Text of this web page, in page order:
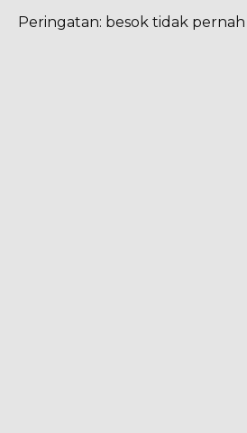
Peringatan: besok tidak